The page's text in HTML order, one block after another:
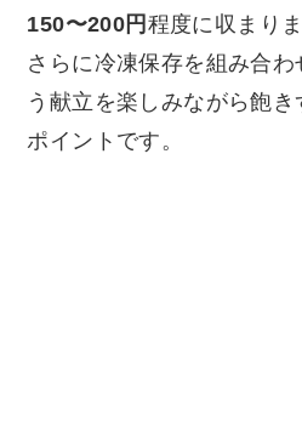
150〜200円 程度に収まりま
さらに冷凍保存を組み合
う献立を楽しみながら飽
ポイントです。